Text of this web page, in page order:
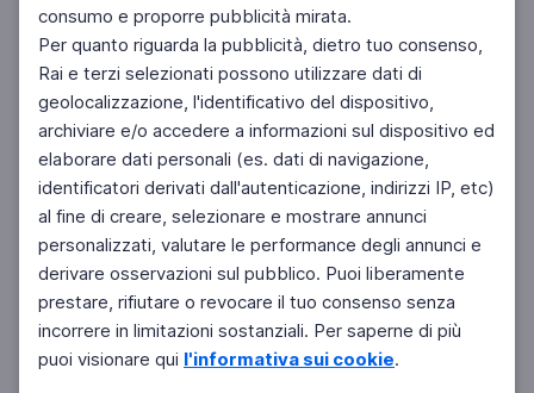
consumo e proporre pubblicità mirata.
Per quanto riguarda la pubblicità, dietro tuo consenso,
Rai e terzi selezionati possono utilizzare dati di
geolocalizzazione, l'identificativo del dispositivo,
archiviare e/o accedere a informazioni sul dispositivo ed
elaborare dati personali (es. dati di navigazione,
identificatori derivati dall'autenticazione, indirizzi IP, etc)
al fine di creare, selezionare e mostrare annunci
personalizzati, valutare le performance degli annunci e
derivare osservazioni sul pubblico. Puoi liberamente
prestare, rifiutare o revocare il tuo consenso senza
incorrere in limitazioni sostanziali. Per saperne di più
puoi visionare qui l'informativa sui cookie.